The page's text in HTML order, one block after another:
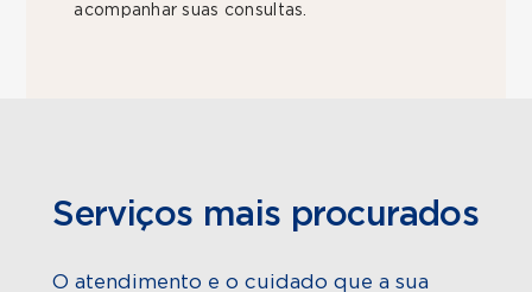
acompanhar suas consultas.
Serviços mais procurados
O atendimento e o cuidado que a sua